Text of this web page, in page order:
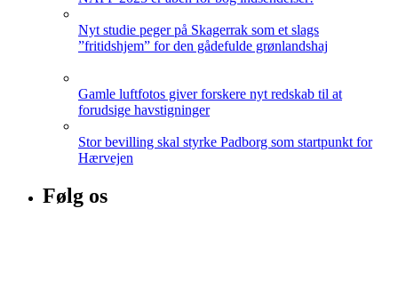
Nyt studie peger på Skagerrak som et slags
”fritidshjem” for den gådefulde grønlandshaj
Gamle luftfotos giver forskere nyt redskab til at
forudsige havstigninger
Stor bevilling skal styrke Padborg som startpunkt for
Hærvejen
Følg os